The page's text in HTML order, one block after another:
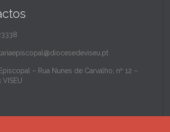
– Rua Nunes de Carvalho, nº 12 –